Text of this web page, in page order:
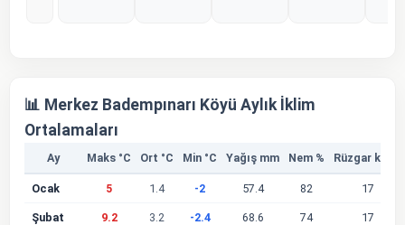
📊 Merkez Badempınarı Köyü Aylık İklim
Ortalamaları
Ay Maks °C Ort °C Min °C Yağış mm Nem % Rüzgar km/s
Ocak 5 1.4 -2 57.4 82 17
Şubat 9.2 3.2 -2.4 68.6 74 17